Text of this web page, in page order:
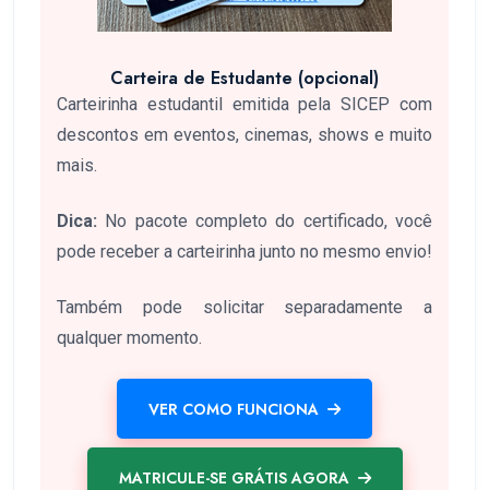
Carteira de Estudante (opcional)
Carteirinha estudantil emitida pela SICEP com
descontos em eventos, cinemas, shows e muito
mais.
Dica: No pacote completo do certificado, você
pode receber a carteirinha junto no mesmo envio!
Também pode solicitar separadamente a
qualquer momento.
VER COMO FUNCIONA
MATRICULE-SE GRÁTIS AGORA